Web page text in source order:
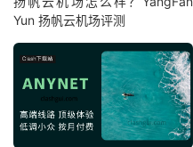
Yun 扬帆云机场评测